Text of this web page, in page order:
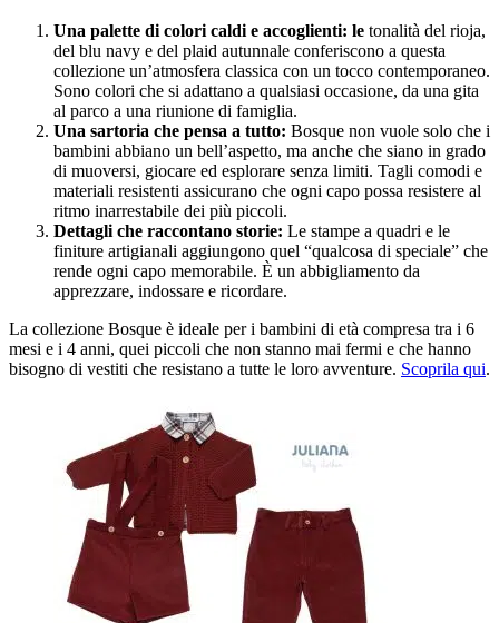
Una palette di colori caldi e accoglienti: le tonalità del rioja,
del blu navy e del plaid autunnale conferiscono a questa
collezione un’atmosfera classica con un tocco contemporaneo.
Sono colori che si adattano a qualsiasi occasione, da una gita
al parco a una riunione di famiglia.
Una sartoria che pensa a tutto: Bosque non vuole solo che i
bambini abbiano un bell’aspetto, ma anche che siano in grado
di muoversi, giocare ed esplorare senza limiti. Tagli comodi e
materiali resistenti assicurano che ogni capo possa resistere al
ritmo inarrestabile dei più piccoli.
Dettagli che raccontano storie: Le stampe a quadri e le
finiture artigianali aggiungono quel “qualcosa di speciale” che
rende ogni capo memorabile. È un abbigliamento da
apprezzare, indossare e ricordare.
La collezione Bosque è ideale per i bambini di età compresa tra i 6
mesi e i 4 anni, quei piccoli che non stanno mai fermi e che hanno
bisogno di vestiti che resistano a tutte le loro avventure. Scoprila qui.